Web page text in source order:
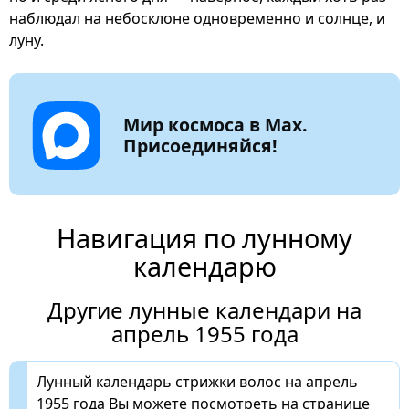
наблюдал на небосклоне одновременно и солнце, и
луну.
Мир космоса в Max.
Присоединяйся!
Навигация по лунному
календарю
Другие лунные календари на
апрель 1955 года
Лунный календарь стрижки волос на апрель
1955 года Вы можете посмотреть на странице